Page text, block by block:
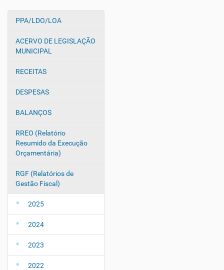
N
v
g
ç
ã
PPA/LDO/LOA
ACERVO DE LEGISLAÇÃO
MUNICIPAL
RECEITAS
DESPESAS
BALANÇOS
RREO (Relatório
Resumido da Execução
Orçamentária)
RGF (Relatórios de
Gestão Fiscal)
2025
2024
2023
2022